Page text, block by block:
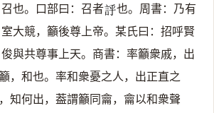
召也。口部曰：召者𧦝 也。周書：乃有
室大競，籲後尊上帝。某氏曰：招呼賢
俊與共尊事上天。商書：率籲衆戚，出
，和也。率和衆憂之人，出正直之
知何出，葢謂籲同龠，龠以和衆聲